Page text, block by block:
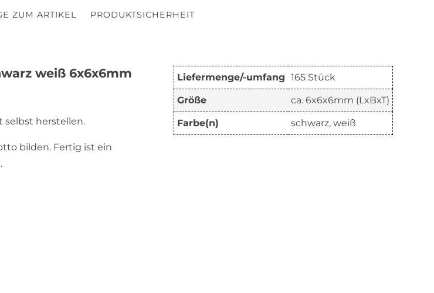
ZUM ARTIKEL PRODUKTSICHERHEIT
weiß 6x6x6mm
selbst herstellen.
bilden. Fertig ist ein
Liefermenge/-umfang 165 Stück
Größe ca. 6x6x6mm (LxBxT)
Farbe(n) schwarz, weiß